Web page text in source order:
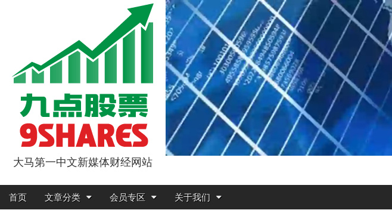
9点股票
大马第一中文新媒体财经网站
Main
Skip
首页 文章分类 会员专区 关于我们